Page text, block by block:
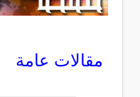
مقالات عامة